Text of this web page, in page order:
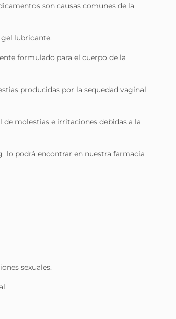
son causas comunes de la
lubricante.
formulado para el cuerpo de la
producidas por la sequedad vaginal
molestias e irritaciones debidas a la
lo podrá encontrar en nuestra farmacia
sexuales.